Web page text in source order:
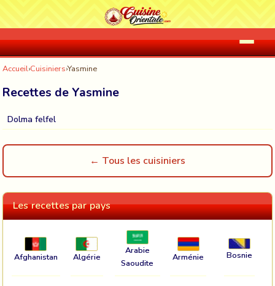
Accueil›Cuisiniers›Yasmine
Recettes de Yasmine
Dolma felfel
← Tous les cuisiniers
Les recettes par pays
Afghanistan Algérie
Arabie
Saoudite
Arménie Bosnie